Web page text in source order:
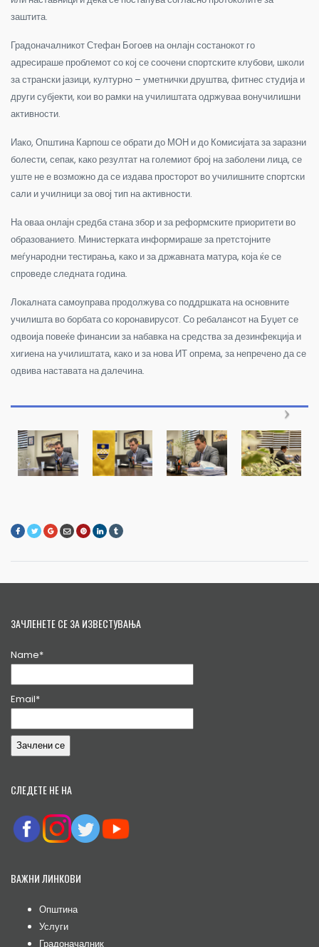
заштита.
Градоначалникот Стефан Богоев на онлајн состанокот го
адресираше проблемот со кој се соочени спортските клубови, школи
за странски јазици, културно – уметнички друштва, фитнес студија и
други субјекти, кои во рамки на училиштата одржуваа вонучилишни
активности.
Иако, Општина Карпош се обрати до МОН и до Комисијата за заразни
болести, сепак, како резултат на големиот број на заболени лица, се
уште не е возможно да се издава просторот во училишните спортски
сали и училници за овој тип на активности.
На оваа онлајн средба стана збор и за реформските приоритети во
образованието. Министерката информираше за претстојните
меѓународни тестирања, како и за државната матура, која ќе се
спроведе следната година.
Локалната самоуправа продолжува со поддршката на основните
училишта во борбата со коронавирусот. Со ребалансот на Буџет се
одвоија повеќе финансии за набавка на средства за дезинфекција и
хигиена на училиштата, како и за нова ИТ опрема, за непречено да се
одвива наставата на далечина.
ЗАЧЛЕНЕТЕ СЕ ЗА ИЗВЕСТУВАЊА
Name*
Email*
СЛЕДЕТЕ НЕ НА
ВАЖНИ ЛИНКОВИ
Општина
Услуги
Градоначалник